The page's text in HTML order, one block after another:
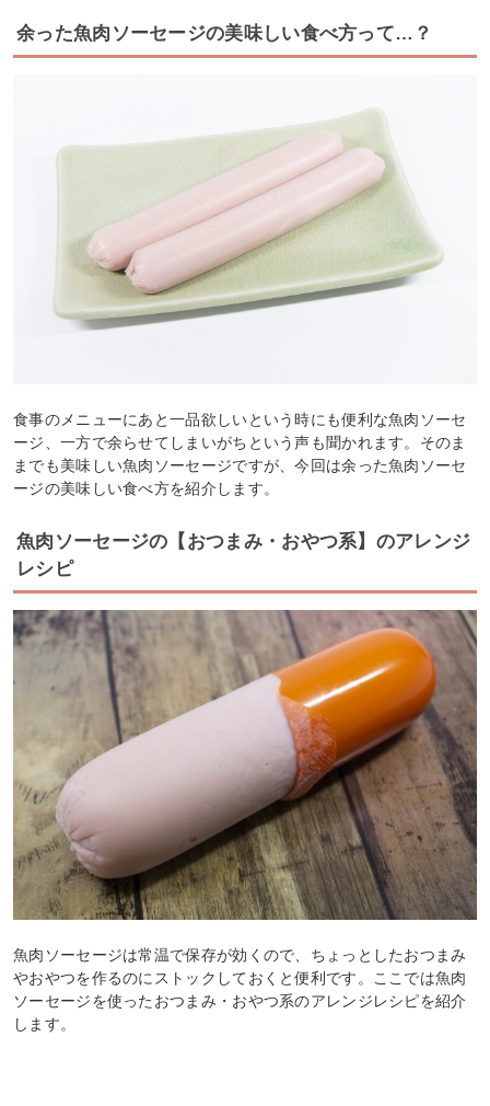
余った魚肉ソーセージの美味しい食べ方って…？
食事のメニューにあと一品欲しいという時にも便利な魚肉ソーセ
ージ、一方で余らせてしまいがちという声も聞かれます。そのま
までも美味しい魚肉ソーセージですが、今回は余った魚肉ソーセ
ージの美味しい食べ方を紹介します。
魚肉ソーセージの【おつまみ・おやつ系】のアレンジ
レシピ
魚肉ソーセージは常温で保存が効くので、ちょっとしたおつまみ
やおやつを作るのにストックしておくと便利です。ここでは魚肉
ソーセージを使ったおつまみ・おやつ系のアレンジレシピを紹介
します。